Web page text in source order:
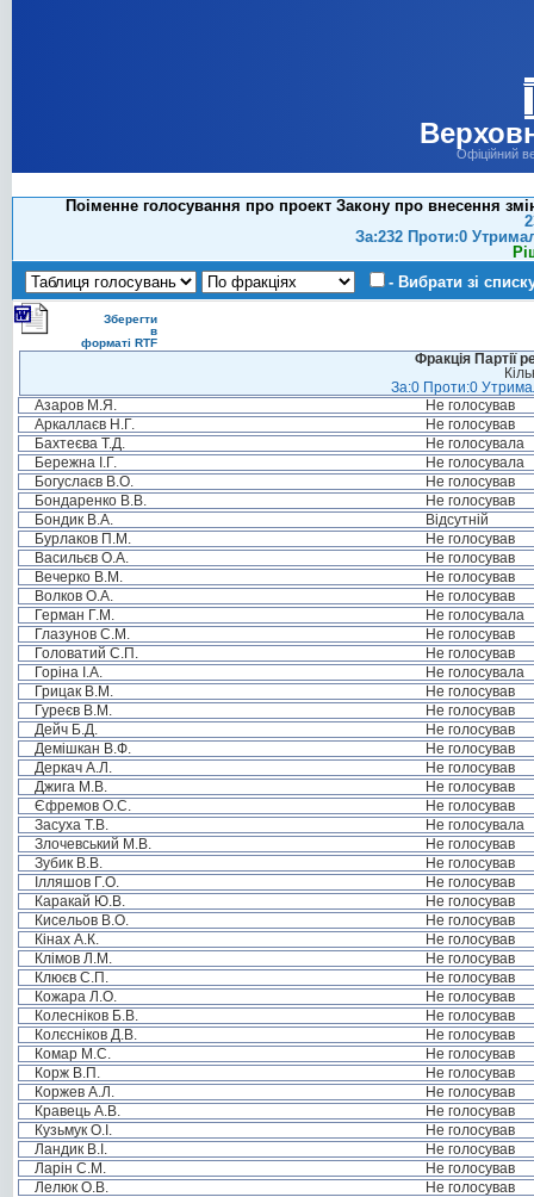
Офіційний
Поіменне голосування про проект Закону про внесення
За:232 Проти:0
- Вибрати зі
Зберегти
в
форматі RTF
Фракція Партії
За:0 Проти:0
Азаров М.Я.
Не голосував
Аркаллаєв Н.Г.
Не голосував
Бахтеєва Т.Д.
Не голосувала
Бережна І.Г.
Не голосувала
Богуслаєв В.О.
Не голосував
Бондаренко В.В.
Не голосував
Бондик В.А.
Відсутній
Бурлаков П.М.
Не голосував
Васильєв О.А.
Не голосував
Вечерко В.М.
Не голосував
Волков О.А.
Не голосував
Герман Г.М.
Не голосувала
Глазунов С.М.
Не голосував
Головатий С.П.
Не голосував
Горіна І.А.
Не голосувала
Грицак В.М.
Не голосував
Гуреєв В.М.
Не голосував
Дейч Б.Д.
Не голосував
Демішкан В.Ф.
Не голосував
Деркач А.Л.
Не голосував
Джига М.В.
Не голосував
Єфремов О.С.
Не голосував
Засуха Т.В.
Не голосувала
Злочевський М.В.
Не голосував
Зубик В.В.
Не голосував
Ілляшов Г.О.
Не голосував
Каракай Ю.В.
Не голосував
Кисельов В.О.
Не голосував
Кінах А.К.
Не голосував
Клімов Л.М.
Не голосував
Клюєв С.П.
Не голосував
Кожара Л.О.
Не голосував
Колесніков Б.В.
Не голосував
Колєсніков Д.В.
Не голосував
Комар М.С.
Не голосував
Корж В.П.
Не голосував
Коржев А.Л.
Не голосував
Кравець А.В.
Не голосував
Кузьмук О.І.
Не голосував
Ландик В.І.
Не голосував
Ларін С.М.
Не голосував
Лелюк О.В.
Не голосував